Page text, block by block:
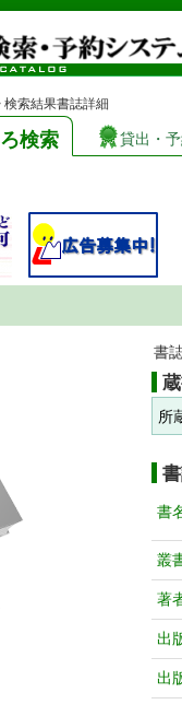
検索結果書誌詳細
検索 貸出・
書
所
書
叢
著
出
出